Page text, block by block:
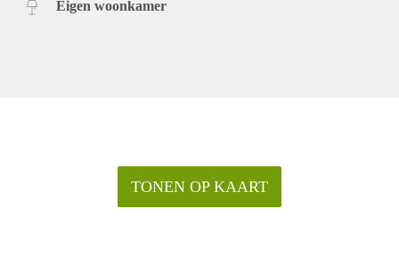
Eigen woonkamer
TONEN OP KAART